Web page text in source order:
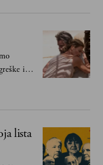
i
su
lista